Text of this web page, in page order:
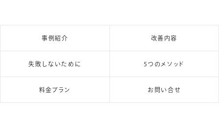
事例紹介 改善内容
失敗しないために 5つのメソッド
料金プラン お問い合せ